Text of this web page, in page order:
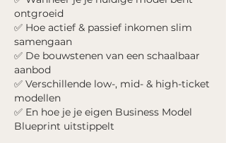
ontgroeid
✅ Hoe actief & passief inkomen slim
samengaan
✅ De bouwstenen van een schaalbaar
aanbod
✅ Verschillende low-, mid- & high-ticket
modellen
✅ En hoe je je eigen Business Model
Blueprint uitstippelt